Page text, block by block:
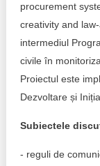
Consiliul
Agenda
Puterea hibridă
15 minute de
procurement
creativity and
intermediul
civile în
Proiectul este
Dezvoltare și
Subiectele
- reguli de